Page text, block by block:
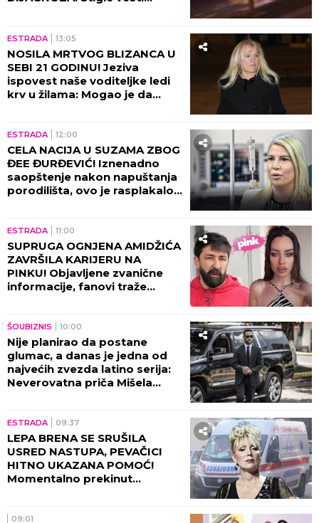
ESTRADA 13:05
NOSILA MRTVOG BLIZANCA U
SEBI 21 GODINU! Jeziva
ispovest naše voditeljke ledi
krv u žilama: Mogao je da
ESTRADA 12:00
CELA NACIJA U SUZAMA ZBOG
ĐEE ĐURĐEVIĆ! Iznenadno
saopštenje nakon napuštanja
porodilišta, ovo je rasplakalo
ESTRADA 11:00
SUPRUGA OGNJENA AMIDŽIĆA
ZAVRŠILA KARIJERU NA
PINKU! Objavljene zvanične
informacije, fanovi traže
ŠOUBIZNIS 10:00
Nije planirao da postane
glumac, a danas je jedna od
najvećih zvezda latino serija:
Neverovatna priča Mišela
ESTRADA 09:37
LEPA BRENA SE SRUŠILA
USRED NASTUPA, PEVAČICI
HITNO UKAZANA POMOĆ!
Momentalno prekinut
09:01